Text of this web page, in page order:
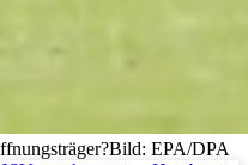
Bild: EPA/DPA